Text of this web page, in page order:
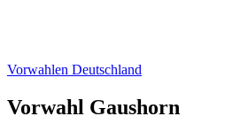
Vorwahlen Deutschland
Vorwahl Gaushorn